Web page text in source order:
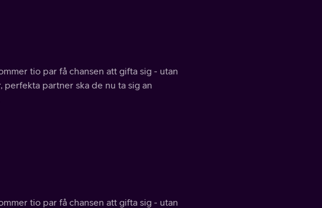
tio par få chansen att gifta sig - utan
perfekta partner ska de nu ta sig an
tio par få chansen att gifta sig - utan